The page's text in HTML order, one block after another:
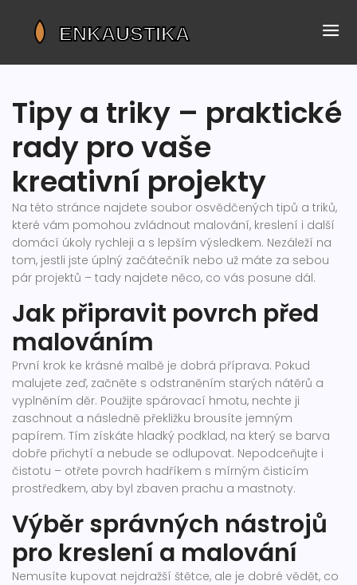
Tipy a triky – praktické
rady pro vaše
kreativní projekty
Na této stránce najdete soubor osvědčených tipů a triků,
které vám pomohou zvládnout malování, kreslení i další
domácí úkoly rychleji a s lepším výsledkem. Nezáleží na
tom, jestli jste úplný začátečník nebo už máte za sebou
pár projektů – tady najdete něco, co vás posune dál.
Jak připravit povrch před
malováním
První krok ke krásné malbě je dobrá příprava. Pokud
malujete zeď, začněte s odstraněním starých nátěrů a
vyplněním děr. Použijte spárovací hmotu, nechte ji
zaschnout a následně překližku brousíte jemným
papírem. Tím získáte hladký podklad, na který se barva
dobře přichytí a nebude se odlupovat. Nepodceňujte i
čistotu – otřete povrch hadříkem s mírným čisticím
prostředkem, aby byl zbaven prachu a mastnoty.
Výběr správných nástrojů
pro kreslení a malování
Nemusíte kupovat nejdražší štětce, ale je dobré vědět, co